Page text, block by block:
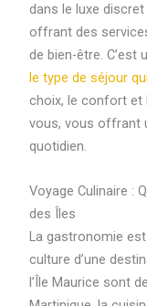
dans le luxe
offrant des
de bien-être.
le type de séjour
choix, le confort et
vous, vous offrant
quotidien.
Voyage Culinaire :
des Îles
La gastronomie
culture d’une
l’Île Maurice sont